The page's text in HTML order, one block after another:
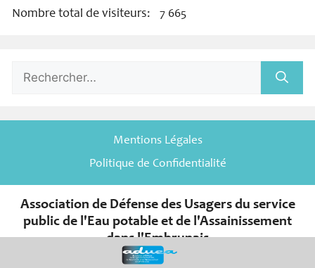
Nombre total de visiteurs: 7 665
Rechercher :
Mentions Légales
Politique de Confidentialité
Association de Défense des Usagers du service
public de l'Eau potable et de l'Assainissement
dans l'Embrunais
er